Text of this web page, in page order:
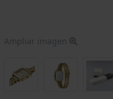
Ampliar imagen